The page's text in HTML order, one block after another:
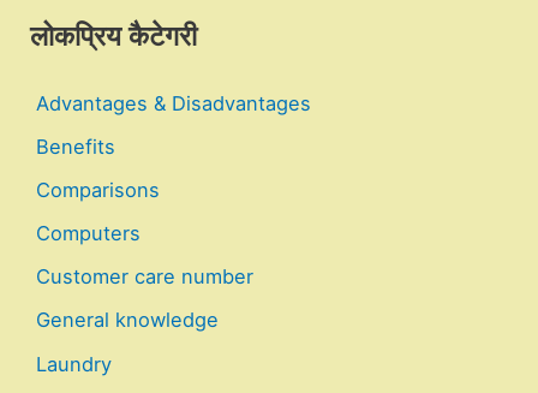
लोकप्रिय कैटेगरी
Advantages & Disadvantages
Benefits
Comparisons
Computers
Customer care number
General knowledge
Laundry